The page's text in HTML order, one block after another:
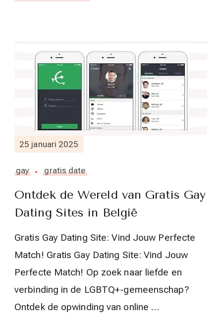
25 januari 2025
gay gratis date
Ontdek de Wereld van Gratis Gay
Dating Sites in België
Gratis Gay Dating Site: Vind Jouw Perfecte
Match! Gratis Gay Dating Site: Vind Jouw
Perfecte Match! Op zoek naar liefde en
verbinding in de LGBTQ+-gemeenschap?
Ontdek de opwinding van online …